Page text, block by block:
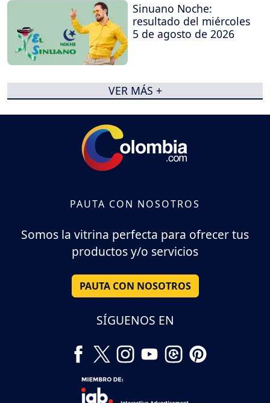
Sinuano Noche:
resultado del miércoles
5 de agosto de 2026
VER MÁS +
PAUTA CON NOSOTROS
Somos la vitrina perfecta para ofrecer tus
productos y/o servicios
PAUTA CON NOSOTROS
SÍGUENOS EN